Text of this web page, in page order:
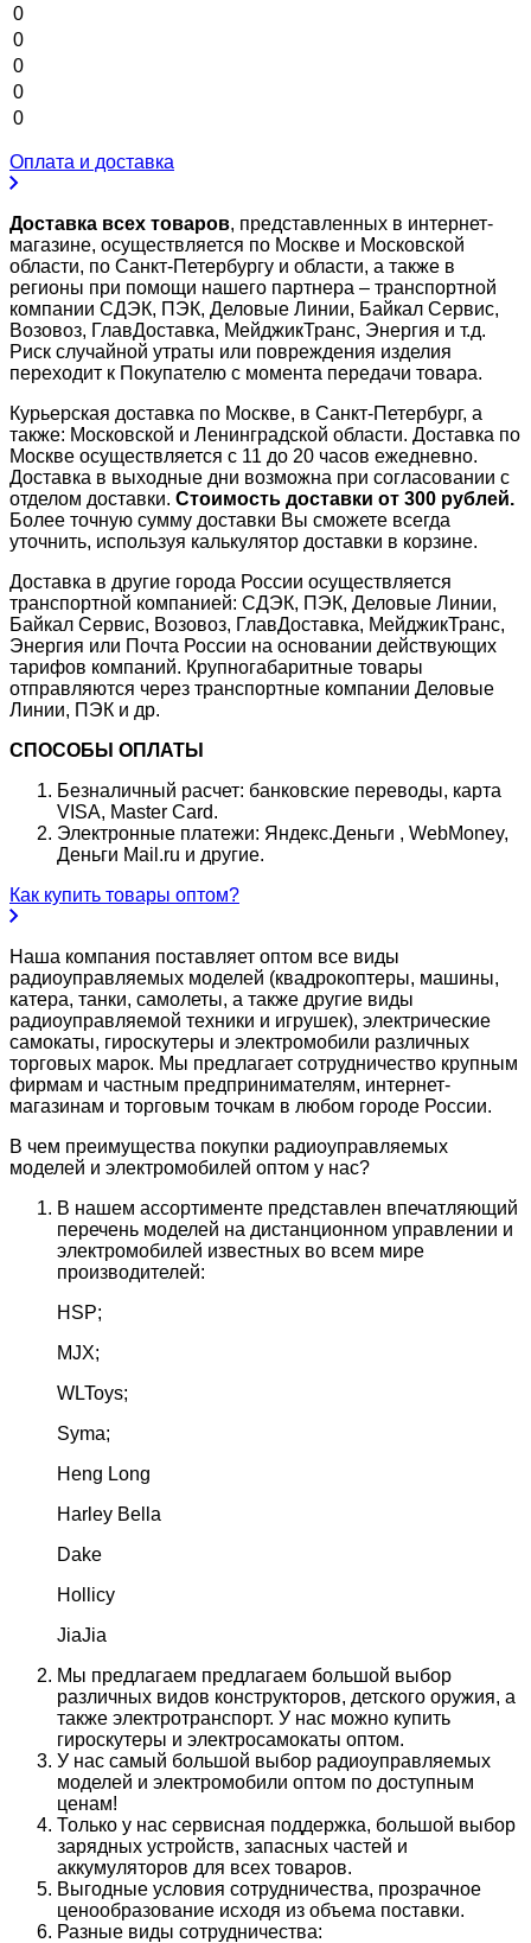
0
0
0
0
0
Оплата и доставка
Доставка всех товаров, представленных в интернет-
магазине, осуществляется по Москве и Московской
области, по Санкт-Петербургу и области, а также в
регионы при помощи нашего партнера – транспортной
компании СДЭК, ПЭК, Деловые Линии, Байкал Сервис,
Возовоз, ГлавДоставка, МейджикТранс, Энергия и т.д.
Риск случайной утраты или повреждения изделия
переходит к Покупателю с момента передачи товара.
Курьерская доставка по Москве, в Санкт-Петербург, а
также: Московской и Ленинградской области. Доставка по
Москве осуществляется с 11 до 20 часов ежедневно.
Доставка в выходные дни возможна при согласовании с
отделом доставки. Стоимость доставки от 300 рублей.
Более точную сумму доставки Вы сможете всегда
уточнить, используя калькулятор доставки в корзине.
Доставка в другие города России осуществляется
транспортной компанией: СДЭК, ПЭК, Деловые Линии,
Байкал Сервис, Возовоз, ГлавДоставка, МейджикТранс,
Энергия или Почта России на основании действующих
тарифов компаний. Крупногабаритные товары
отправляются через транспортные компании Деловые
Линии, ПЭК и др.
СПОСОБЫ ОПЛАТЫ
Безналичный расчет: банковские переводы, карта
VISA, Master Card.
Электронные платежи: Яндекс.Деньги , WebMoney,
Деньги Mail.ru и другие.
Как купить товары оптом?
Наша компания поставляет оптом все виды
радиоуправляемых моделей (квадрокоптеры, машины,
катера, танки, самолеты, а также другие виды
радиоуправляемой техники и игрушек), электрические
самокаты, гироскутеры и электромобили различных
торговых марок. Мы предлагает сотрудничество крупным
фирмам и частным предпринимателям, интернет-
магазинам и торговым точкам в любом городе России.
В чем преимущества покупки радиоуправляемых
моделей и электромобилей оптом у нас?
В нашем ассортименте представлен впечатляющий
перечень моделей на дистанционном управлении и
электромобилей известных во всем мире
производителей:
HSP;
MJX;
WLToys;
Syma;
Heng Long
Harley Bella
Dake
Hollicy
JiaJia
Мы предлагаем предлагаем большой выбор
различных видов конструкторов, детского оружия, а
также электротранспорт. У нас можно купить
гироскутеры и электросамокаты оптом.
У нас самый большой выбор радиоуправляемых
моделей и электромобили оптом по доступным
ценам!
Только у нас сервисная поддержка, большой выбор
зарядных устройств, запасных частей и
аккумуляторов для всех товаров.
Выгодные условия сотрудничества, прозрачное
ценообразование исходя из объема поставки.
Разные виды сотрудничества: